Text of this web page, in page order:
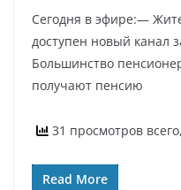
Сегодня в эфире:—
доступен новый канал
Большинство
получают пенсию
31 просмотров
Read More